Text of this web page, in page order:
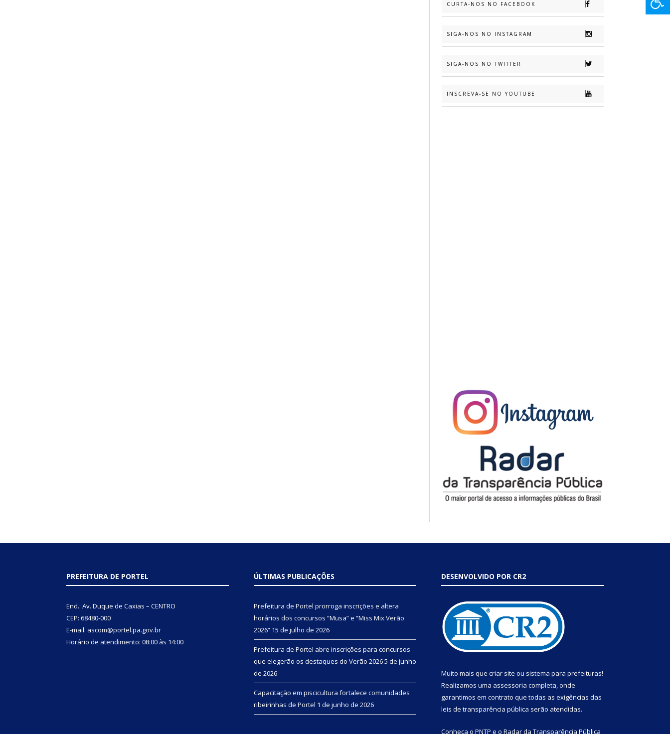
CURTA-NOS NO FACEBOOK
SIGA-NOS NO INSTAGRAM
SIGA-NOS NO TWITTER
INSCREVA-SE NO YOUTUBE
PREFEITURA DE PORTEL
End.: Av. Duque de Caxias – CENTRO
CEP: 68480-000
E-mail: ascom@portel.pa.gov.br
Horário de atendimento: 08:00 às 14:00
ÚLTIMAS PUBLICAÇÕES
Prefeitura de Portel prorroga inscrições e altera
horários dos concursos “Musa” e “Miss Mix Verão
2026” 15 de julho de 2026
Prefeitura de Portel abre inscrições para concursos
que elegerão os destaques do Verão 20265 de junho
de 2026
Capacitação em piscicultura fortalece comunidades
ribeirinhas de Portel 1 de junho de 2026
DESENVOLVIDO POR CR2
Muito mais que criar site ou sistema para prefeituras!
Realizamos uma assessoria completa, onde
garantimos em contrato que todas as exigências das
leis de transparência pública serão atendidas.
Conheça o PNTP e o Radar da Transparência Pública